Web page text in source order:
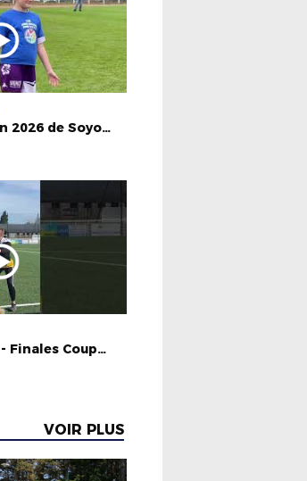
Retour sur l'édition 2026 de Soyons P.R.E.T.S. à Montoir-de-Bretagne !
Initiation Fit Foot - Finales Coupe Foot5 Jeunes (samedi 18 avril 2026)
VOIR PLUS